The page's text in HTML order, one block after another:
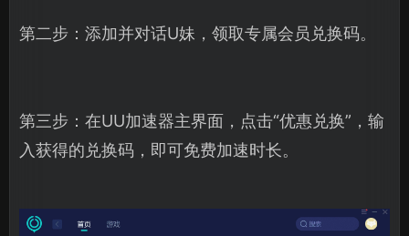
第二步：添加并对话U妹，领取专属会员兑换码。
第三步：在UU加速器主界面，点击“优惠兑换”，输
入获得的兑换码，即可免费加速时长。